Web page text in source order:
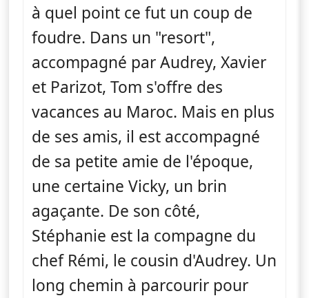
à quel point ce fut un coup de
foudre. Dans un "resort",
accompagné par Audrey, Xavier
et Parizot, Tom s'offre des
vacances au Maroc. Mais en plus
de ses amis, il est accompagné
de sa petite amie de l'époque,
une certaine Vicky, un brin
agaçante. De son côté,
Stéphanie est la compagne du
chef Rémi, le cousin d'Audrey. Un
long chemin à parcourir pour